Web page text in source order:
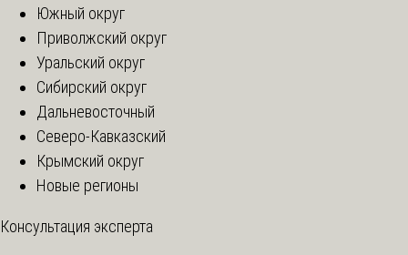
Южный округ
Приволжский округ
Уральский округ
Сибирский округ
Дальневосточный
Северо-Кавказский
Крымский округ
Новые регионы
Консультация эксперта